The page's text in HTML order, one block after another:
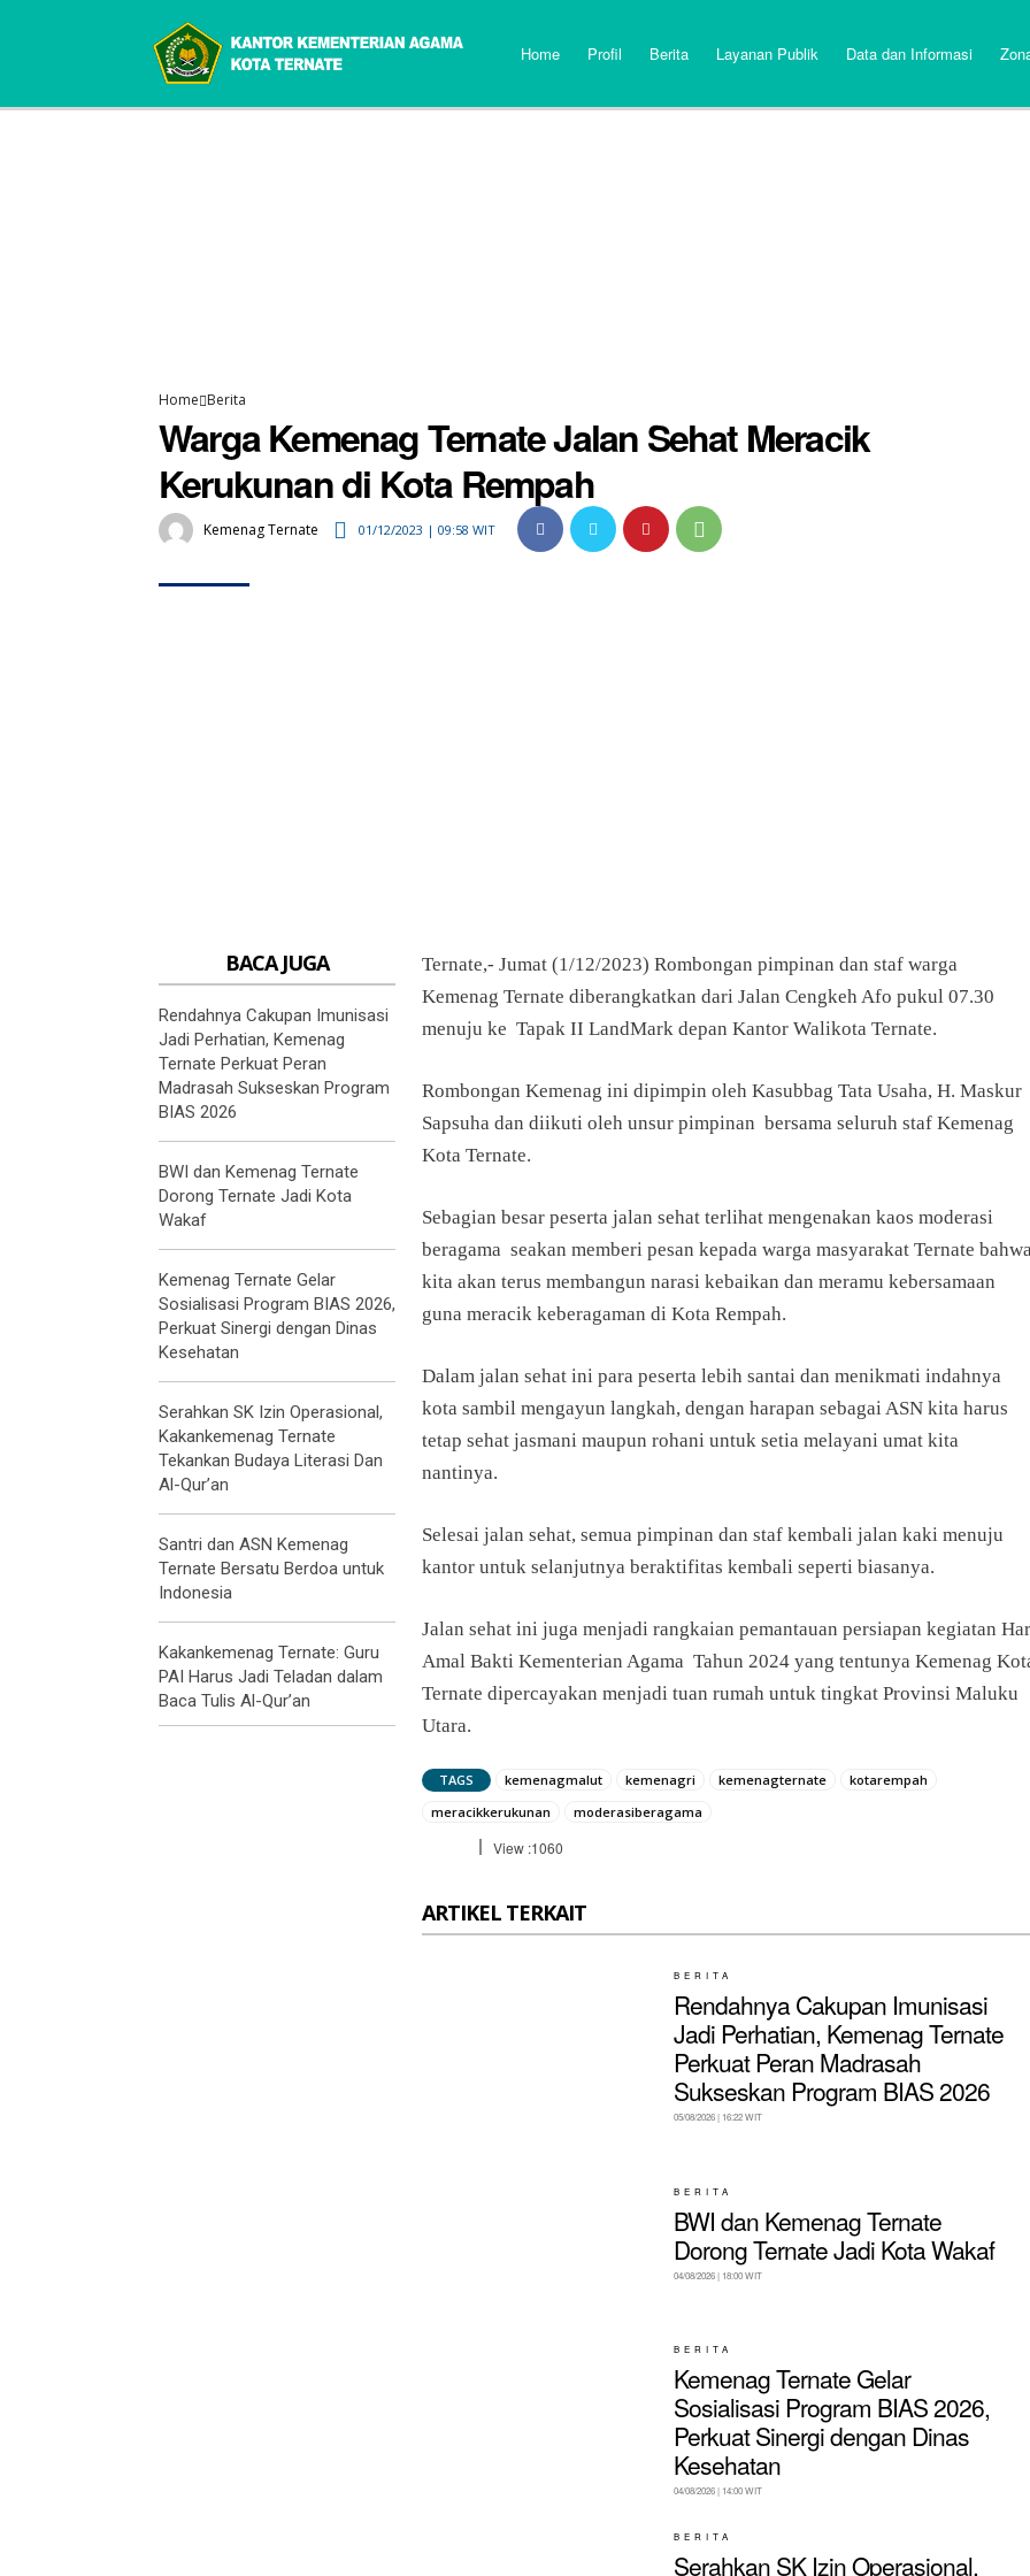
Home Profil Berita Layanan Publik Data dan Informasi
Home Berita
Warga Kemenag Ternate Jalan Sehat Meracik
Kerukunan di Kota Rempah
Kemenag Ternate 01/12/2023 | 09:58 WIT
BACA JUGA
Rendahnya Cakupan Imunisasi
Jadi Perhatian, Kemenag
Ternate Perkuat Peran
Madrasah Sukseskan Program
BIAS 2026
BWI dan Kemenag Ternate
Dorong Ternate Jadi Kota
Wakaf
Kemenag Ternate Gelar
Sosialisasi Program BIAS 2026,
Perkuat Sinergi dengan Dinas
Kesehatan
Serahkan SK Izin Operasional,
Kakankemenag Ternate
Tekankan Budaya Literasi Dan
Al-Qur’an
Santri dan ASN Kemenag
Ternate Bersatu Berdoa untuk
Indonesia
Kakankemenag Ternate: Guru
PAI Harus Jadi Teladan dalam
Baca Tulis Al-Qur’an
Ternate,- Jumat (1/12/2023) Rombongan pimpinan dan staf warga
Kemenag Ternate diberangkatkan dari Jalan Cengkeh Afo pukul 07.30
menuju ke Tapak II LandMark depan Kantor Walikota Ternate.
Rombongan Kemenag ini dipimpin oleh Kasubbag Tata Usaha, H. Maskur
Sapsuha dan diikuti oleh unsur pimpinan bersama seluruh staf Kemenag
Kota Ternate.
Sebagian besar peserta jalan sehat terlihat mengenakan kaos moderasi
beragama seakan memberi pesan kepada warga masyarakat Ternate
kita akan terus membangun narasi kebaikan dan meramu kebersamaan
guna meracik keberagaman di Kota Rempah.
Dalam jalan sehat ini para peserta lebih santai dan menikmati indahnya
kota sambil mengayun langkah, dengan harapan sebagai ASN kita harus
tetap sehat jasmani maupun rohani untuk setia melayani umat kita
nantinya.
Selesai jalan sehat, semua pimpinan dan staf kembali jalan kaki menuju
kantor untuk selanjutnya beraktifitas kembali seperti biasanya.
Jalan sehat ini juga menjadi rangkaian pemantauan persiapan kegiatan
Amal Bakti Kementerian Agama Tahun 2024 yang tentunya Kemenag
Ternate dipercayakan menjadi tuan rumah untuk tingkat Provinsi Maluku
Utara.
TAGS kemenagmalut kemenagri kemenagternate
kotarempah
meracikkerukunan
moderasiberagama
View :1060
ARTIKEL TERKAIT
BERITA
Rendahnya Cakupan Imunisasi
Jadi Perhatian, Kemenag Ternate
Perkuat Peran Madrasah
Sukseskan Program BIAS 2026
05/08/2026 | 16:22 WIT
BERITA
BWI dan Kemenag Ternate
Dorong Ternate Jadi Kota Wakaf
04/08/2026 | 18:00 WIT
BERITA
Kemenag Ternate Gelar
Sosialisasi Program BIAS 2026,
Perkuat Sinergi dengan Dinas
Kesehatan
04/08/2026 | 14:00 WIT
BERITA
Serahkan SK Izin Operasional,